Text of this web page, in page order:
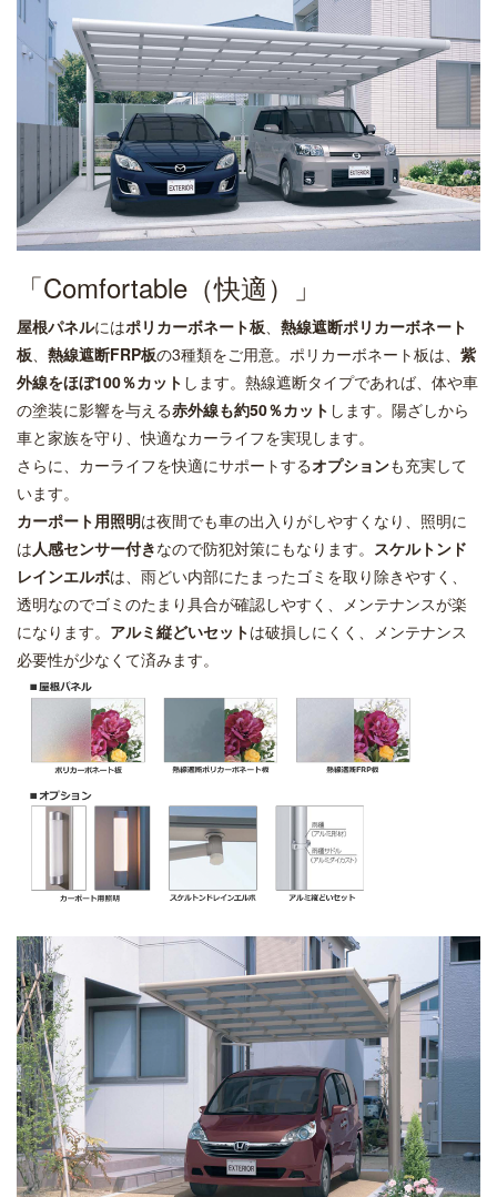
「Comfortable（快適）」
屋根パネルにはポリカーボネート板、 熱線遮断ポリカーボネート
板、 熱線遮断FRP板の3種類をご用意。ポリカーボネート板は、 紫
外線をほぼ100％カット します。熱線遮断タイプであれば、体や車
の塗装に影響を与える赤外線も約50％カット します。陽ざしから
車と家族を守り、快適なカーライフを実現します。
さらに、カーライフを快適にサポートするオプションも充実して
います。
カーポート用照明は夜間でも車の出入りがしやすくなり、照明に
は人感センサー付きなので防犯対策にもなります。 スケルトンド
レインエルボは、雨どい内部にたまったゴミを取り除きやすく、
透明なのでゴミのたまり具合が確認しやすく、メンテナンスが楽
になります。 アルミ縦どいセットは破損しにくく、メンテナンス
必要性が少なくて済みます。